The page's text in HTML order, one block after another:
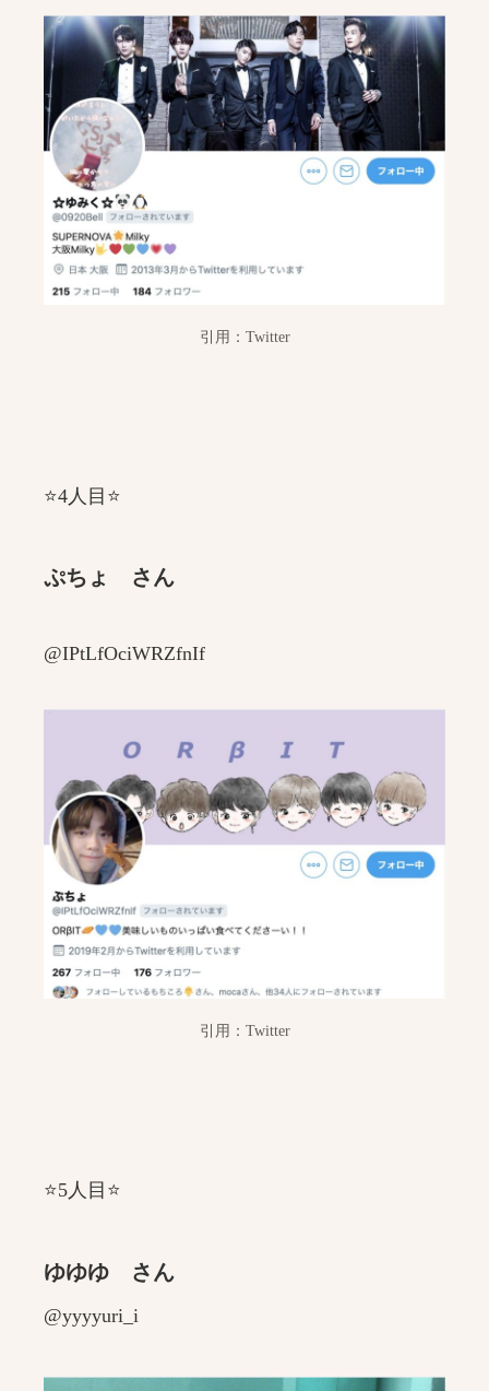
引用：Twitter
⭐️4人目⭐️
ぷちょ さん
@IPtLfOciWRZfnIf
引用：Twitter
⭐️5人目⭐️
ゆゆゆ さん
@yyyyuri_i